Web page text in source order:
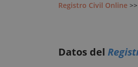
Registro Civil Online >>
Datos del